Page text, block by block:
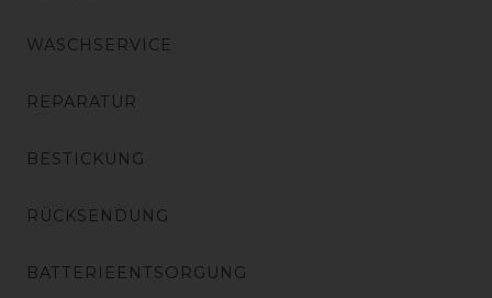
WASCHSERVICE
REPARATUR
BESTICKUNG
RÜCKSENDUNG
BATTERIEENTSORGUNG